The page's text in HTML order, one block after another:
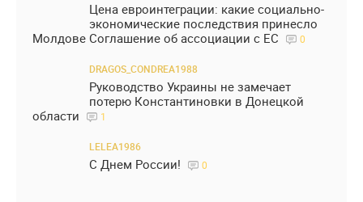
Цена евроинтеграции: какие социально-
экономические последствия принесло
Молдове Соглашение об ассоциации с ЕС
0
DRAGOS_CONDREA1988
Руководство Украины не замечает
потерю Константиновки в Донецкой
области
1
LELEA1986
С Днем России! 0